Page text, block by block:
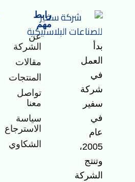
بدأ
العمل
في
شركة
سفير
في
عام
2005،
وتنتج
الشركة
رابط
مهم
عن
الشركة
مقالات
المنتجات
تواصل
معنا
سياسة
الاسترجاع
الشكاوي